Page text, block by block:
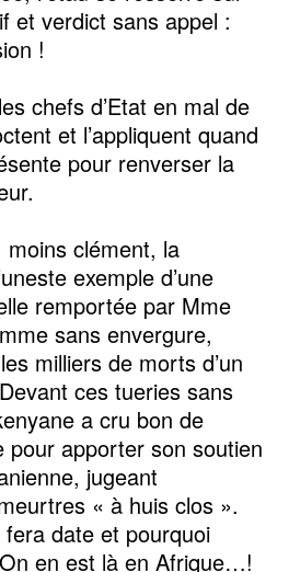
et verdict sans appel :
!
chefs d’Etat en mal de
et l’appliquent quand
pour renverser la
clément, la
exemple d’une
remportée par Mme
sans envergure,
milliers de morts d’un
ces tueries sans
a cru bon de
pour apporter son soutien
jugeant
« à huis clos ».
date et pourquoi
en est là en Afrique…!